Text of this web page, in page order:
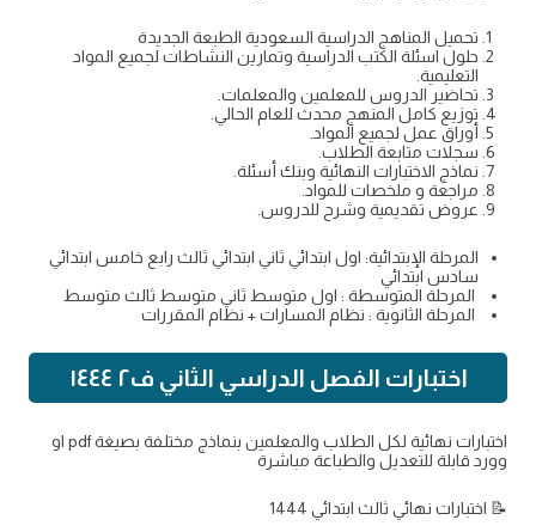
تحميل المناهج الدراسية السعودية الطبعة الجديدة
حلول اسئلة الكتب الدراسية وتمارين النشاطات لجميع المواد
التعليمية.
تحاضير الدروس للمعلمين والمعلمات.
توزيع كامل المنهج محدث للعام الحالي.
أوراق عمل لجميع المواد.
سجلات متابعة الطلاب.
نماذج الاختبارات النهائية وبنك أسئلة.
مراجعة و ملخصات للمواد.
عروض تقديمية وشرح للدروس.
المرحلة الإبتدائية: اول ابتدائي ثاني ابتدائي ثالث رابع خامس ابتدائي
سادس ابتدائي
المرحلة المتوسطة : اول متوسط ثاني متوسط ثالث متوسط
المرحلة الثانوية : نظام المسارات + نظام المقررات
اختبارات الفصل الدراسي الثاني ف٢ ١٤٤٤
اختبارات نهائية لكل الطلاب والمعلمين بنماذج مختلفة بصيغة pdf او
وورد قابلة للتعديل والطباعة مباشرة
📝 اختبارات نهائي ثالث ابتدائي 1444